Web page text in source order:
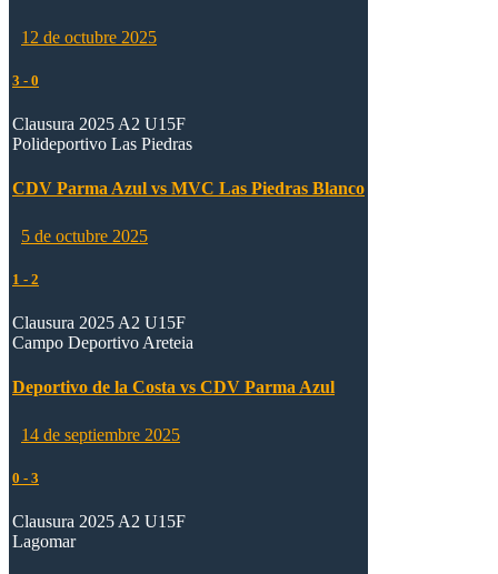
12 de octubre 2025
3 - 0
Clausura 2025 A2 U15F
Polideportivo Las Piedras
CDV Parma Azul vs MVC Las Piedras Blanco
5 de octubre 2025
1 - 2
Clausura 2025 A2 U15F
Campo Deportivo Areteia
Deportivo de la Costa vs CDV Parma Azul
14 de septiembre 2025
0 - 3
Clausura 2025 A2 U15F
Lagomar